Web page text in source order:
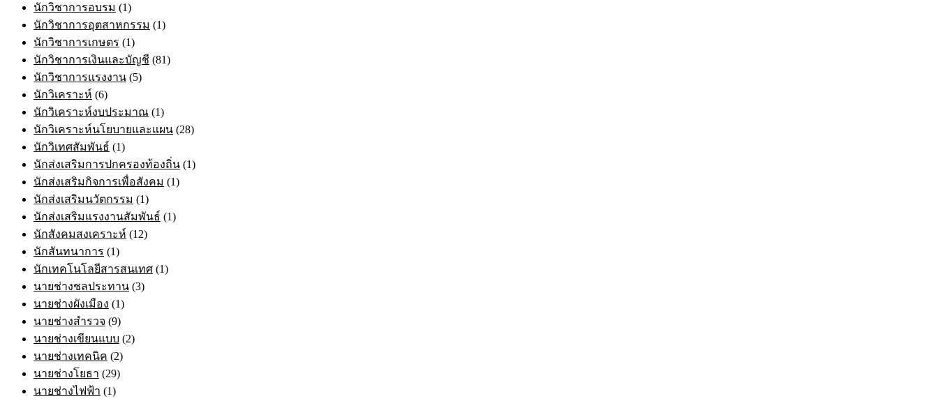
นักวิชาการอบรม (1)
นักวิชาการอุตสาหกรรม (1)
นักวิชาการเกษตร (1)
นักวิชาการเงินและบัญชี (81)
นักวิชาการแรงงาน (5)
นักวิเคราะห์ (6)
นักวิเคราะห์งบประมาณ (1)
นักวิเคราะห์นโยบายและแผน (28)
นักวิเทศสัมพันธ์ (1)
นักส่งเสริมการปกครองท้องถิ่น (1)
นักส่งเสริมกิจการเพื่อสังคม (1)
นักส่งเสริมนวัตกรรม (1)
นักส่งเสริมแรงงานสัมพันธ์ (1)
นักสังคมสงเคราะห์ (12)
นักสันทนาการ (1)
นักเทคโนโลยีสารสนเทศ (1)
นายช่างชลประทาน (3)
นายช่างผังเมือง (1)
นายช่างสำรวจ (9)
นายช่างเขียนแบบ (2)
นายช่างเทคนิค (2)
นายช่างโยธา (29)
นายช่างไฟฟ้า (1)